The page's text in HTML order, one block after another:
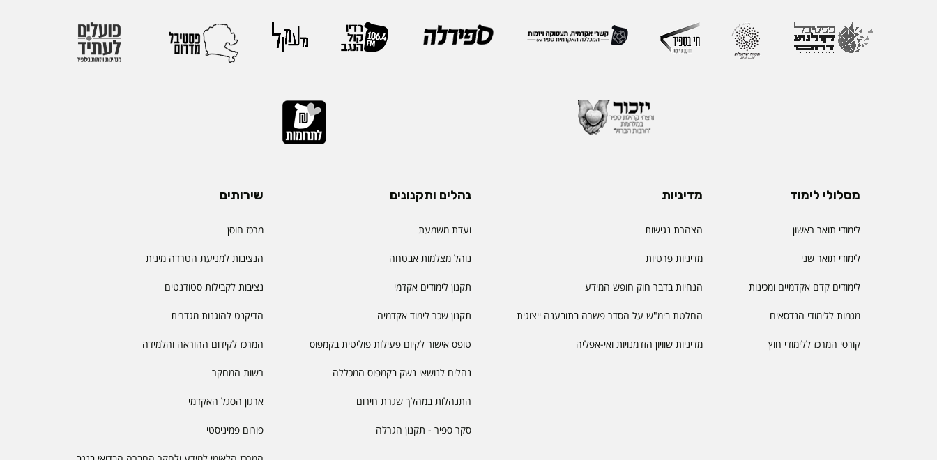
מסלולי לימוד
לימודי תואר ראשון
לימודי תואר שני
לימודים קדם אקדמיים ומכינות
מגמות ללימודי הנדסאים
קורסי המרכז ללימודי חוץ
מדיניות
הצהרת נגישות
מדיניות פרטיות
הנחיות בדבר חוק חופש המידע
החלטת בימ"ש על הסדר פשרה בתובענה ייצוגית
מדיניות שוויון הזדמנויות ואי-אפליה
נהלים ותקנונים
ועדת משמעת
נוהל מצלמות אבטחה
תקנון לימודים אקדמי
תקנון שכר לימוד אקדמיה
טופס אישור לקיום פעילות פוליטית בקמפוס
נהלים לנושאי נשק בקמפוס המכללה
התנהלות במהלך שגרת חירום
סקר ספיר - תקנון הגרלה
שירותים
מרכז חוסן
הנציבות למניעת הטרדה מינית
נציבות לקבילות סטודנטים
הדיקנט להוגנות מגדרית
המרכז לקידום ההוראה והלמידה
רשות המחקר
ארגון הסגל האקדמי
פורום פמיניסטי